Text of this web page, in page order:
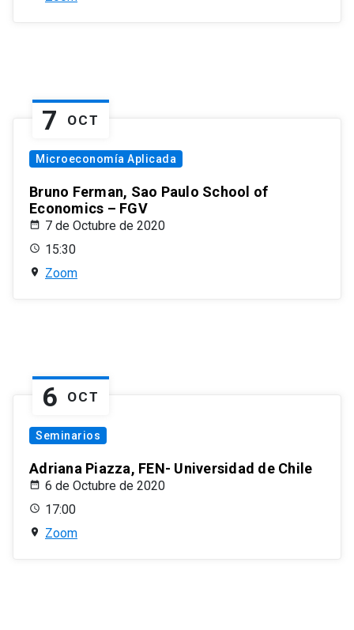
7 OCT
Microeconomía Aplicada
Bruno Ferman, Sao Paulo School of
Economics – FGV
7 de Octubre de 2020
15:30
Zoom
6 OCT
Seminarios
Adriana Piazza, FEN- Universidad de Chile
6 de Octubre de 2020
17:00
Zoom